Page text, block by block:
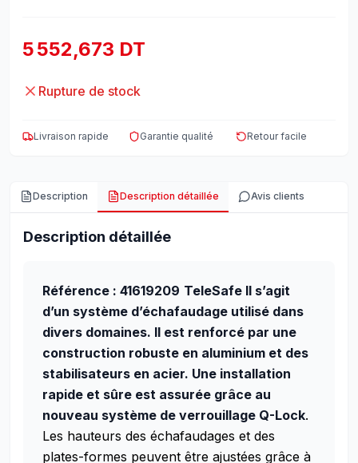
5 552,673 DT
Rupture de stock
Livraison rapide Garantie qualité Retour facile
Description Description détaillée Avis clients
Description détaillée
Référence : 41619209 TeleSafe Il s’agit
d’un système d’échafaudage utilisé dans
divers domaines. Il est renforcé par une
construction robuste en aluminium et des
stabilisateurs en acier. Une installation
rapide et sûre est assurée grâce au
nouveau système de verrouillage Q-Lock.
Les hauteurs des échafaudages et des
plates-formes peuvent être ajustées grâce à